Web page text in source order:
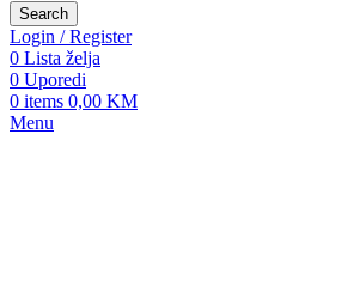
Search
Login / Register
0 Lista želja
0 Uporedi
0 items 0,00 KM
Menu